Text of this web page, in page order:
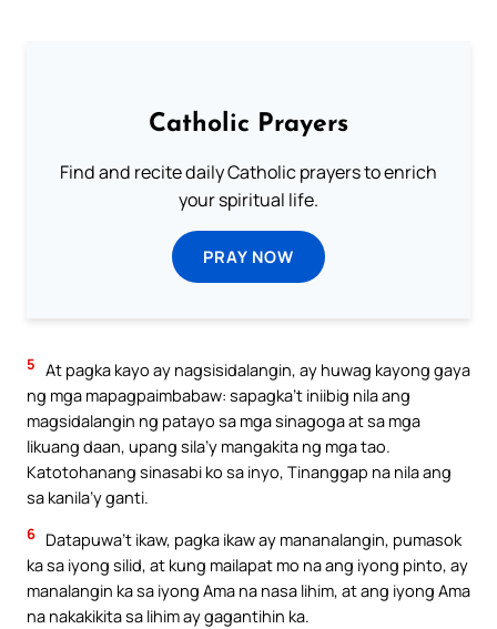
Catholic Prayers
Find and recite daily Catholic prayers to enrich
your spiritual life.
PRAY NOW
5 At pagka kayo ay nagsisidalangin, ay huwag kayong gaya
ng mga mapagpaimbabaw: sapagka’t iniibig nila ang
magsidalangin ng patayo sa mga sinagoga at sa mga
likuang daan, upang sila’y mangakita ng mga tao.
Katotohanang sinasabi ko sa inyo, Tinanggap na nila ang
sa kanila’y ganti.
6 Datapuwa’t ikaw, pagka ikaw ay mananalangin, pumasok
ka sa iyong silid, at kung mailapat mo na ang iyong pinto, ay
manalangin ka sa iyong Ama na nasa lihim, at ang iyong Ama
na nakakikita sa lihim ay gagantihin ka.